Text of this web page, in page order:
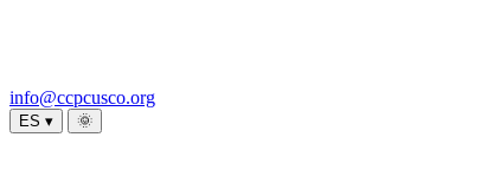
info@ccpcusco.org
ES ▾ 🌞